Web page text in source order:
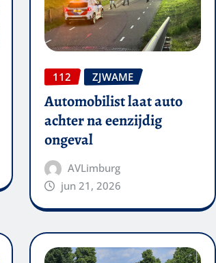
112 ZJWAME
Automobilist laat auto
achter na eenzijdig
ongeval
AVLimburg
jun 21, 2026